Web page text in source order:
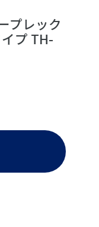
プレック
プ TH-